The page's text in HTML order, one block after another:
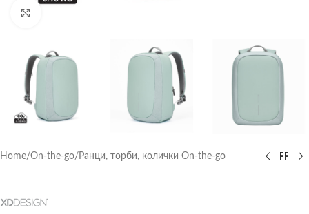
Home/On-the-go/ Ранци, торби, колички On-the-go